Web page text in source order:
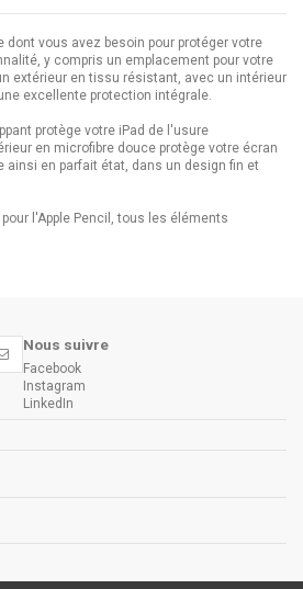
dont vous avez besoin pour protéger votre
y compris un emplacement pour votre
extérieur en tissu résistant, avec un intérieur
excellente protection intégrale.
protège votre iPad de l'usure
en microfibre douce protège votre écran
ainsi en parfait état, dans un design fin et
l'Apple Pencil, tous les éléments
Nous suivre
Facebook
Instagram
LinkedIn